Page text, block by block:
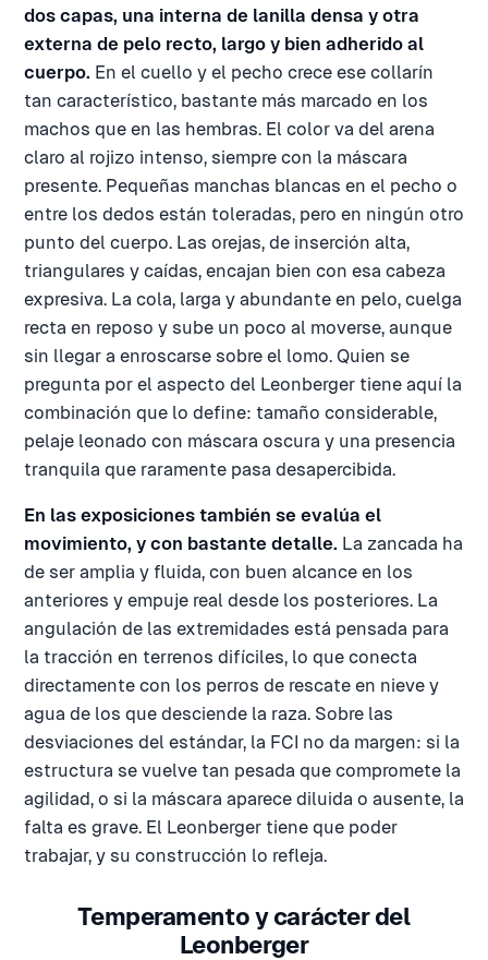
dos capas, una interna de lanilla densa y otra
externa de pelo recto, largo y bien adherido al
cuerpo. En el cuello y el pecho crece ese collarín
tan característico, bastante más marcado en los
machos que en las hembras. El color va del arena
claro al rojizo intenso, siempre con la máscara
presente. Pequeñas manchas blancas en el pecho o
entre los dedos están toleradas, pero en ningún otro
punto del cuerpo. Las orejas, de inserción alta,
triangulares y caídas, encajan bien con esa cabeza
expresiva. La cola, larga y abundante en pelo, cuelga
recta en reposo y sube un poco al moverse, aunque
sin llegar a enroscarse sobre el lomo. Quien se
pregunta por el aspecto del Leonberger tiene aquí la
combinación que lo define: tamaño considerable,
pelaje leonado con máscara oscura y una presencia
tranquila que raramente pasa desapercibida.
En las exposiciones también se evalúa el
movimiento, y con bastante detalle. La zancada ha
de ser amplia y fluida, con buen alcance en los
anteriores y empuje real desde los posteriores. La
angulación de las extremidades está pensada para
la tracción en terrenos difíciles, lo que conecta
directamente con los perros de rescate en nieve y
agua de los que desciende la raza. Sobre las
desviaciones del estándar, la FCI no da margen: si la
estructura se vuelve tan pesada que compromete la
agilidad, o si la máscara aparece diluida o ausente, la
falta es grave. El Leonberger tiene que poder
trabajar, y su construcción lo refleja.
Temperamento y carácter del
Leonberger